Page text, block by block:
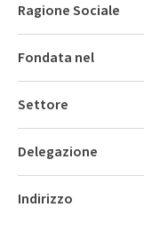
Ragione Sociale
Fondata nel
Settore
Delegazione
Indirizzo